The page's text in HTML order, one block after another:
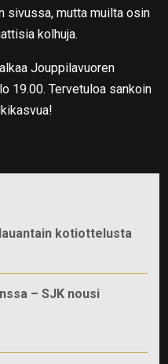
sivussa, mutta muilta osin
kolhuja.
Jouppilavuoren
19.00. Tervetuloa sankoin
kotiottelusta
– SJK nousi